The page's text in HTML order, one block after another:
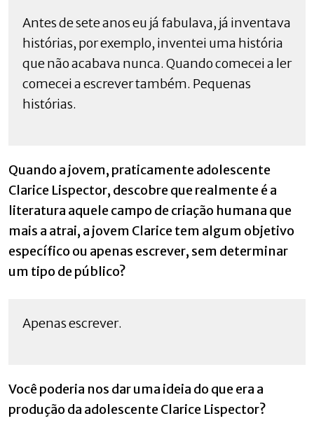
Antes de sete anos eu já fabulava, já inventava
histórias, por exemplo, inventei uma história
que não acabava nunca. Quando comecei a ler
comecei a escrever também. Pequenas
histórias.
Quando a jovem, praticamente adolescente
Clarice Lispector, descobre que realmente é a
literatura aquele campo de criação humana que
mais a atrai, a jovem Clarice tem algum objetivo
específico ou apenas escrever, sem determinar
um tipo de público?
Apenas escrever.
Você poderia nos dar uma ideia do que era a
produção da adolescente Clarice Lispector?